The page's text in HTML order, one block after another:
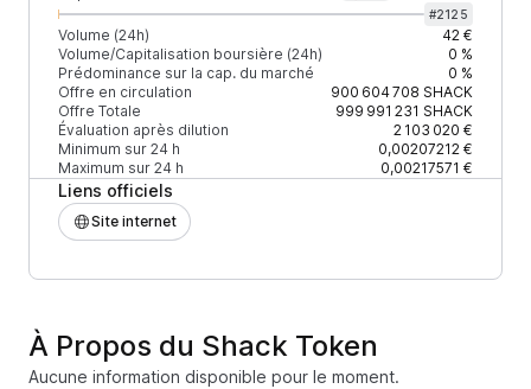
#2125
Volume (24h)
42 €
Volume/Capitalisation boursière (24h)
0 %
Prédominance sur la cap. du marché
0 %
Offre en circulation
900 604 708 SHACK
Offre Totale
999 991 231 SHACK
Évaluation après dilution
2 103 020 €
Minimum sur 24 h
0,00207212 €
Maximum sur 24 h
0,00217571 €
Liens officiels
Site internet
À Propos du Shack Token
Aucune information disponible pour le moment.